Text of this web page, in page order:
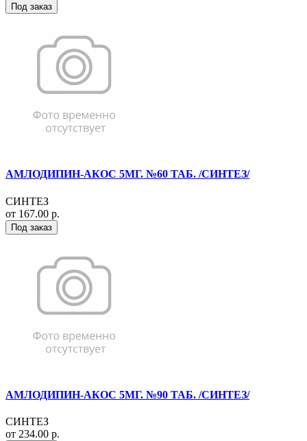
Под заказ
АМЛОДИПИН-АКОС 5МГ. №60 ТАБ. /СИНТЕЗ/
СИНТЕЗ
от 167.00 р.
Под заказ
АМЛОДИПИН-АКОС 5МГ. №90 ТАБ. /СИНТЕЗ/
СИНТЕЗ
от 234.00 р.